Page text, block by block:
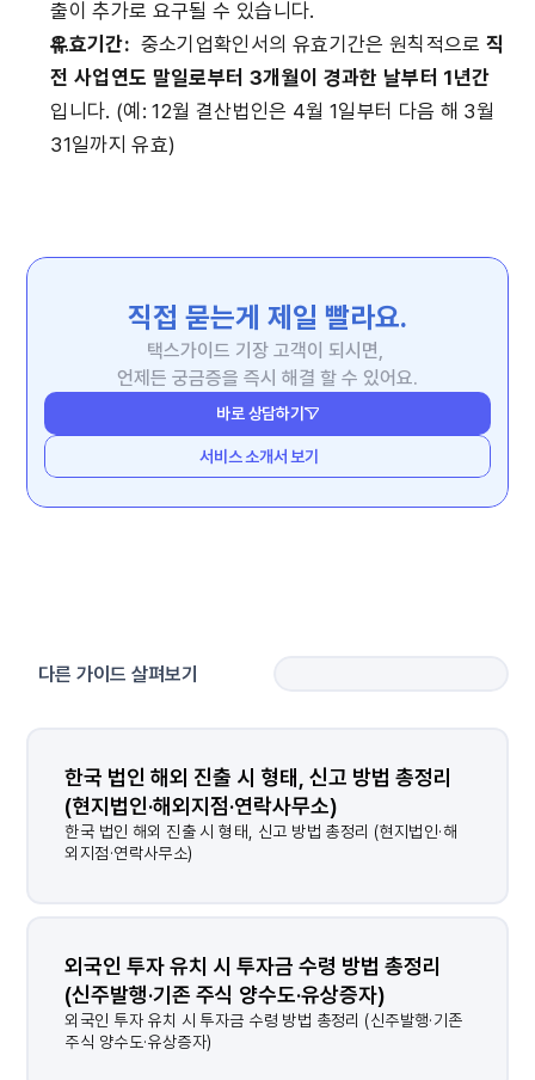
출이 추가로 요구될 수 있습니다.
유효기간:
  중소기업확인서의 유효기간은 원칙적으로
직
전 사업연도 말일로부터 3개월이 경과한 날부터 1년간
입니다. (예: 12월 결산법인은 4월 1일부터 다음 해 3월
31일까지 유효)
직접 묻는게 제일 빨라요.
택스가이드 기장 고객이 되시면,
언제든 궁금증을 즉시 해결 할 수 있어요.
바로 상담하기
서비스 소개서 보기
다른 가이드 살펴보기
한국 법인 해외 진출 시 형태, 신고 방법 총정리
(현지법인·해외지점·연락사무소)
한국 법인 해외 진출 시 형태, 신고 방법 총정리 (현지법인·해
외지점·연락사무소)
외국인 투자 유치 시 투자금 수령 방법 총정리
(신주발행·기존 주식 양수도·유상증자)
외국인 투자 유치 시 투자금 수령 방법 총정리 (신주발행·기존
주식 양수도·유상증자)